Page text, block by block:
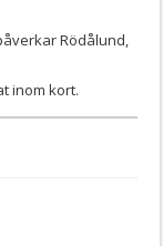
Rödålund,
inom kort.